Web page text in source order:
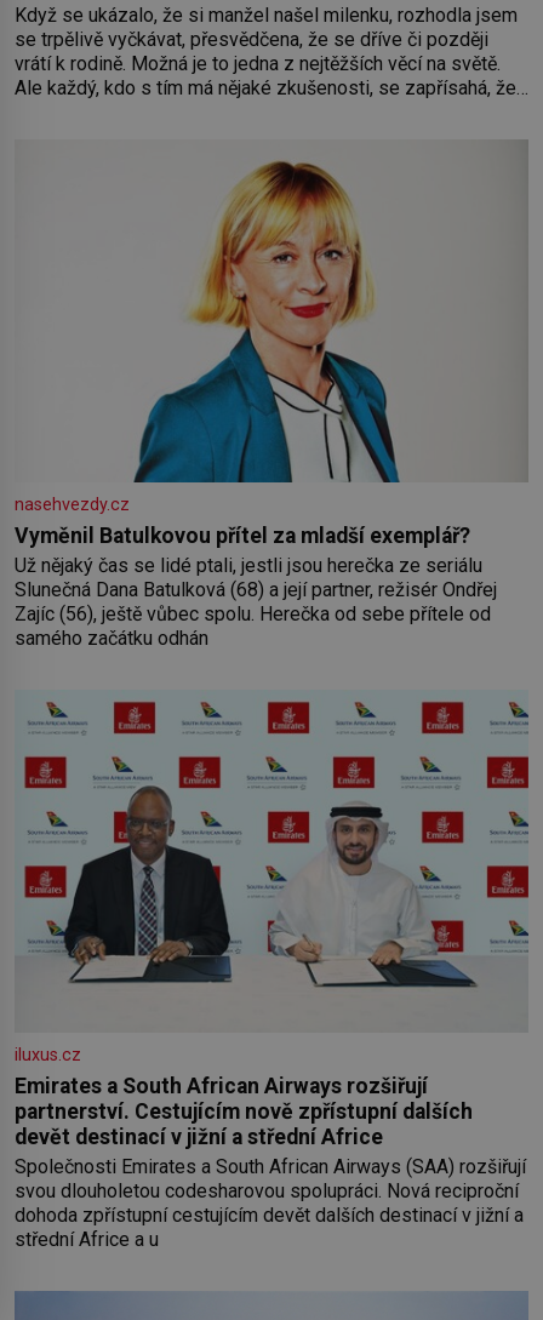
Když se ukázalo, že si manžel našel milenku, rozhodla jsem
se trpělivě vyčkávat, přesvědčena, že se dříve či později
vrátí k rodině. Možná je to jedna z nejtěžších věcí na světě.
Ale každý, kdo s tím má nějaké zkušenosti, se zapřísahá, že
nasehvezdy.cz
Vyměnil Batulkovou přítel za mladší exemplář?
Už nějaký čas se lidé ptali, jestli jsou herečka ze seriálu
Slunečná Dana Batulková (68) a její partner, režisér Ondřej
Zajíc (56), ještě vůbec spolu. Herečka od sebe přítele od
samého začátku odhán
iluxus.cz
Emirates a South African Airways rozšiřují
partnerství. Cestujícím nově zpřístupní dalších
devět destinací v jižní a střední Africe
Společnosti Emirates a South African Airways (SAA) rozšiřují
svou dlouholetou codesharovou spolupráci. Nová reciproční
dohoda zpřístupní cestujícím devět dalších destinací v jižní a
střední Africe a u